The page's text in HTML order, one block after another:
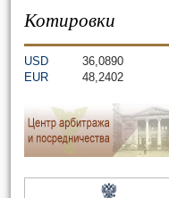
Котировки
USD 36,0890
EUR
48,2402